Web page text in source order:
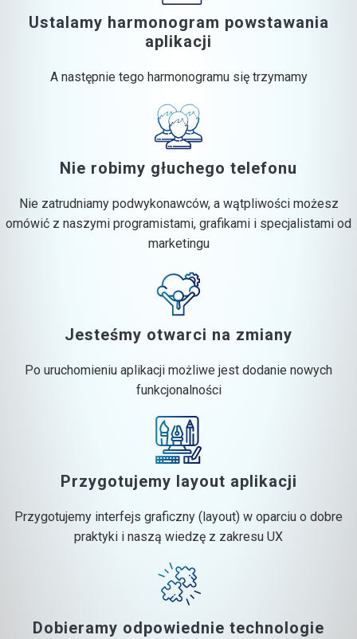
Ustalamy harmonogram powstawania
aplikacji
A następnie tego harmonogramu się trzymamy
Nie robimy głuchego telefonu
Nie zatrudniamy podwykonawców, a wątpliwości możesz
omówić z naszymi programistami, grafikami i specjalistami od
marketingu
Jesteśmy otwarci na zmiany
Po uruchomieniu aplikacji możliwe jest dodanie nowych
funkcjonalności
Przygotujemy layout aplikacji
Przygotujemy interfejs graficzny (layout) w oparciu o dobre
praktyki i naszą wiedzę z zakresu UX
Dobieramy odpowiednie technologie